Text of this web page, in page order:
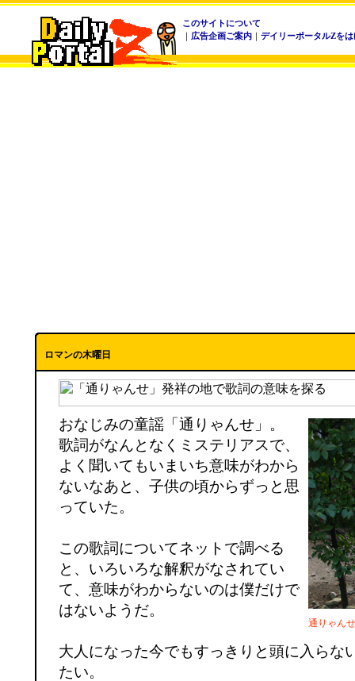
このサイトについて
｜ 広告企画ご案内 ｜ デイリーポータルZを
ロマンの木曜日
通りゃん
おなじみの童謡「通りゃんせ」。
歌詞がなんとなくミステリアスで、
よく聞いてもいまいち意味がわから
ないなあと、子供の頃からずっと思
っていた。
この歌詞についてネットで調べる
と、いろいろな解釈がなされてい
て、意味がわからないのは僕だけで
はないようだ。
大人になった今でもすっきりと頭に入らな
たい。